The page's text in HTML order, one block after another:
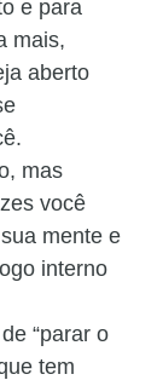
e para
mais,
aberto
mas
você
mente e
interno
“parar o
tem